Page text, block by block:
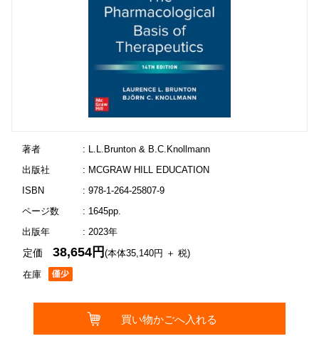
著者
: L.L.Brunton & B.C.Knollmann
出版社
: MCGRAW HILL EDUCATION
ISBN
: 978-1-264-25807-9
ページ数
: 1645pp.
出版年
: 2023年
在庫
定価38,654円(本体35,140円 ＋ 税)